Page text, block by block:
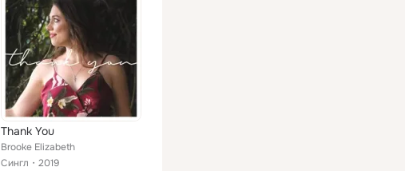
Thank You
Brooke Elizabeth
Сингл
2019